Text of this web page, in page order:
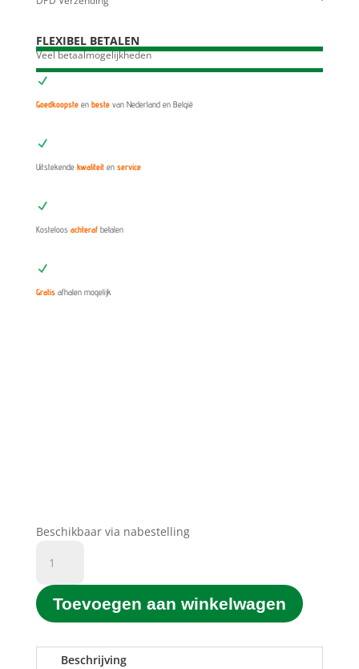
FLEXIBEL BETALEN
Veel betaalmogelijkheden
N
Goedkoopsteen bestevan Nederland en België
N
Uitstekendekwaliteiten service
N
Kosteloos achteraf betalen
N
Gratis afhalen mogelijk
Beschikbaar via nabestelling
Printgroen®
huismerk
363XL
Y
(Yellow)
Toevoegen aan winkelwagen
Beschrijving